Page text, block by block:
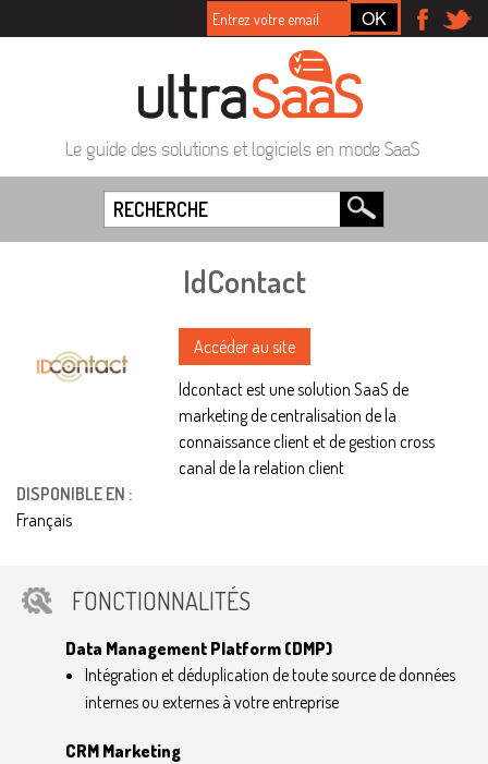
Le guide des solutions et logiciels en mode SaaS
IdContact
Accéder au site
Idcontact est une solution SaaS de
marketing de centralisation de la
connaissance client et de gestion cross
canal de la relation client
DISPONIBLE EN :
Français
FONCTIONNALITÉS
Data Management Platform (DMP)
Intégration et déduplication de toute source de données
internes ou externes à votre entreprise
CRM Marketing